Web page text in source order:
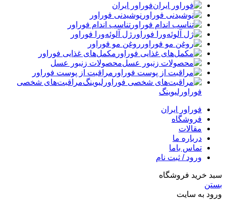
فوراور ایران
نوشیدنی فوراور
تناسب اندام فوراور
ژل آلوئه‌ورا فوراور
روغن مو فوراور
مکمل‌های غذایی فوراور
محصولات زنبور عسل
مراقبت از پوست فوراور
مراقبت‌های شخصی
فوراورلیوینگ
فوراور ایران
فروشگاه
مقالات
درباره ما
تماس باما
ورود / ثبت نام
سبد خرید فروشگاه
بستن
ورود به سایت